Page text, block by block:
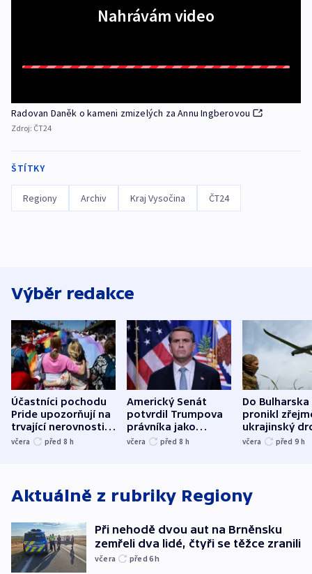
Nahrávám video
Radovan Daněk o kameni zmizelých za Annu Ingberovou
Zdroj: ČT24
ŠTÍTKY
Regiony Archiv Kraj Vysočina ČT24
Výběr redakce
Účastníci pochodu
Pride upozorňují na
trvající nerovnosti i
společenskou
včera před 8 h
Americký Senát
potvrdil Trumpova
právníka jako
ministra
včera před 8 h
Do Bulharska
pronikl
ukrajinský
explodoval
včera před 9 h
Aktuálně z rubriky Regiony
Při nehodě dvou aut na Brněnsku
zemřeli dva lidé, čtyři se těžce zranili
včera před 6h